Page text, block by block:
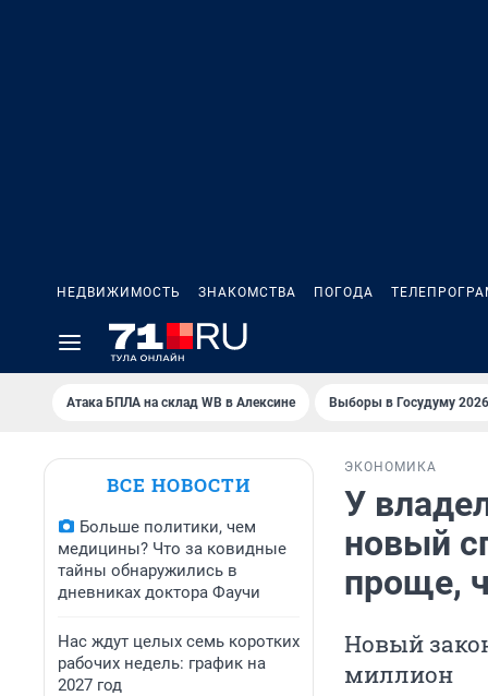
НЕДВИЖИМОСТЬ ЗНАКОМСТВА ПОГОДА
Атака БПЛА на склад WB в Алексине Выборы в Госудуму 2026
ВСЕ НОВОСТИ
Больше политики, чем
медицины? Что за ковидные
тайны обнаружились в
дневниках доктора Фаучи
Нас ждут целых семь коротких
рабочих недель: график на
2027 год
ЭКОНОМИКА
У
новый
проще,
Новый
миллион